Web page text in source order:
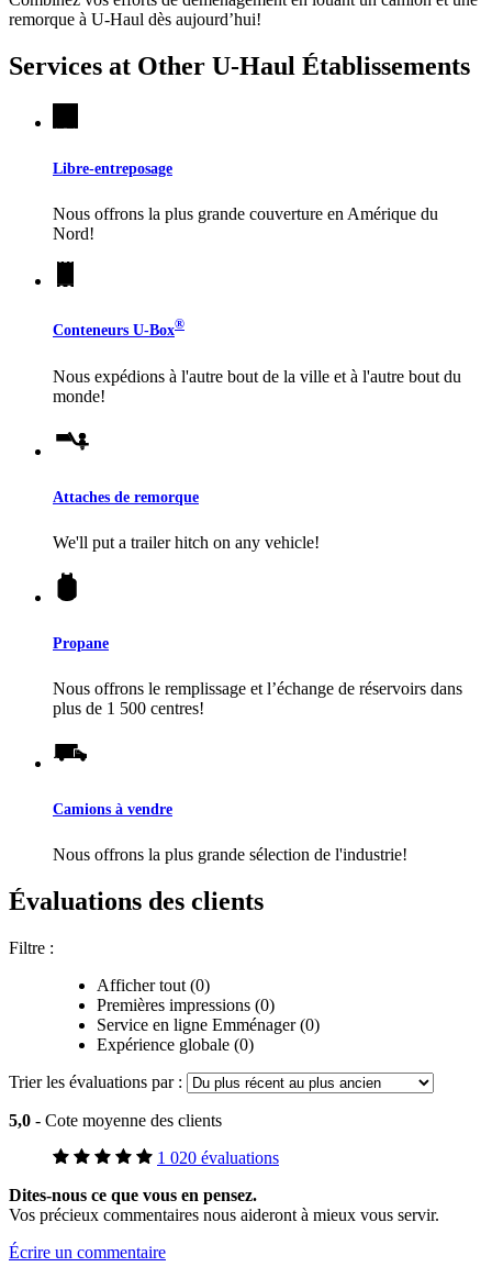
remorque à U-Haul dès aujourd’hui!
Services at Other U-Haul Établissements
Libre-entreposage
Nous offrons la plus grande couverture en Amérique du
Nord!
Conteneurs U-Box®
Nous expédions à l'autre bout de la ville et à l'autre bout du
monde!
Attaches de remorque
We'll put a trailer hitch on any vehicle!
Propane
Nous offrons le remplissage et l’échange de réservoirs dans
plus de 1 500 centres!
Camions à vendre
Nous offrons la plus grande sélection de l'industrie!
Évaluations des clients
Filtre :
Afficher tout (0)
Premières impressions (0)
Service en ligne Emménager (0)
Expérience globale (0)
Trier les évaluations par :
5,0 - Cote moyenne des clients
1 020 évaluations
Dites-nous ce que vous en pensez.
Vos précieux commentaires nous aideront à mieux vous servir.
Écrire un commentaire